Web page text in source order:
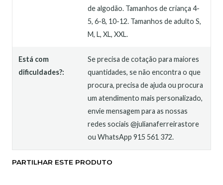
de algodão. Tamanhos de criança 4-
5, 6-8, 10-12. Tamanhos de adulto S,
M, L, XL, XXL.
Está com
dificuldades?:
Se precisa de cotação para maiores
quantidades, se não encontra o que
procura, precisa de ajuda ou procura
um atendimento mais personalizado,
envie mensagem para as nossas
redes sociais @julianaferreirastore
ou WhatsApp 915 561 372.
PARTILHAR ESTE PRODUTO